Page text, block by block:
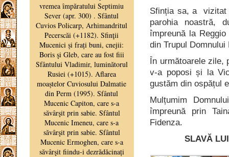
Sfinția sa, a vizitat
parohia noastră,
împreună la
din Trupul
În următoarele zile,
v-a poposi și la
gustăm din ospățul
Mulțumim
împreună prin
Fidenza.
SLAVĂ